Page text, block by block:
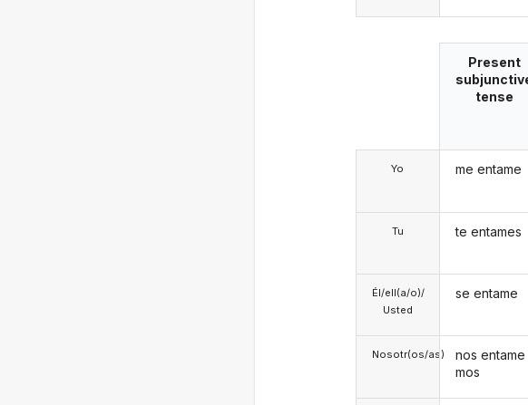
Yo
Tu
Él/ell(a/o)/
Usted
Nosotr(os/as)
Present
tense
me entame
te entames
se entame
nos entame
mos